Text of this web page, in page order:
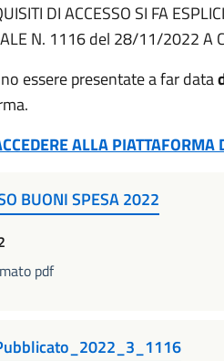
DI ACCESSO SI FA
N. 1116 del 28/11/2022 A
essere presentate a far data
ALLA
BUONI SPESA 2022
pdf